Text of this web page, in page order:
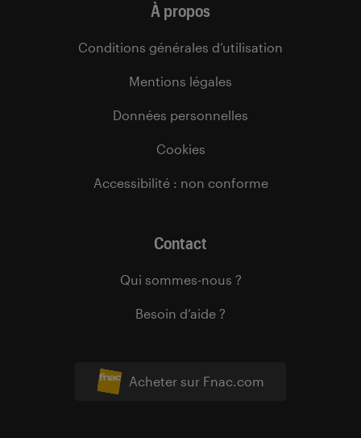
Acheter sur Fnac.com
À propos
Conditions générales d’utilisation
Mentions légales
Données personnelles
Cookies
Accessibilité : non conforme
Contact
Qui sommes-nous ?
Besoin d’aide ?